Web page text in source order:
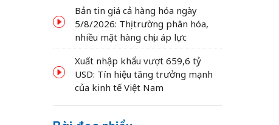
Bản tin giá cả hàng hóa ngày
5/8/2026: Thị trường phân hóa,
nhiều mặt hàng chịu áp lực
Xuất nhập khẩu vượt 659,6 tỷ
USD: Tín hiệu tăng trưởng mạnh
của kinh tế Việt Nam